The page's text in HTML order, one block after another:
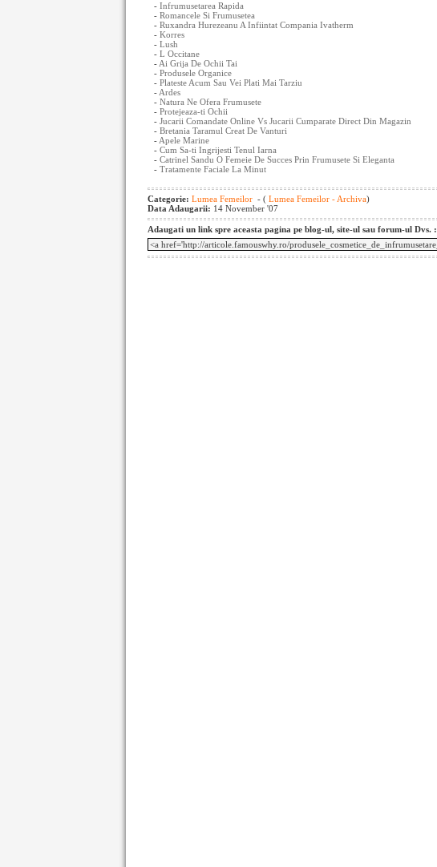
- Infrumusetarea Rapida
- Romancele Si Frumusetea
- Ruxandra Hurezeanu A Infiintat Compania Ivatherm
- Korres
- Lush
- L Occitane
- Ai Grija De Ochii Tai
- Produsele Organice
- Plateste Acum Sau Vei Plati Mai Tarziu
- Ardes
- Natura Ne Ofera Frumusete
- Protejeaza-ti Ochii
- Jucarii Comandate Online Vs Jucarii Cumparate Direct Din Magazin
- Bretania Taramul Creat De Vanturi
- Apele Marine
- Cum Sa-ti Ingrijesti Tenul Iarna
- Catrinel Sandu O Femeie De Succes Prin Frumusete Si Eleganta
- Tratamente Faciale La Minut
Categorie: Lumea Femeilor - ( Lumea Femeilor - Archiva)
Data Adaugarii: 14 November '07
Adaugati un link spre aceasta pagina pe blog-ul, site-ul sau forum-ul Dvs. :